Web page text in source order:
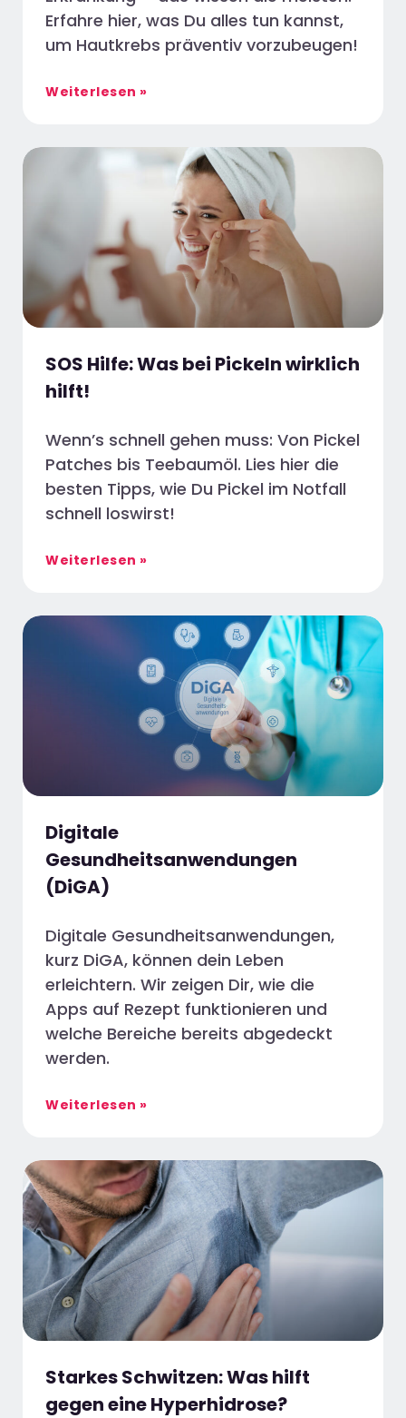
Erfahre hier, was Du alles tun kannst,
um Hautkrebs präventiv vorzubeugen!
Weiterlesen »
SOS Hilfe: Was bei Pickeln wirklich
hilft!
Wenn’s schnell gehen muss: Von Pickel
Patches bis Teebaumöl. Lies hier die
besten Tipps, wie Du Pickel im Notfall
schnell loswirst!
Weiterlesen »
Digitale
Gesundheitsanwendungen
(DiGA)
Digitale Gesundheitsanwendungen,
kurz DiGA, können dein Leben
erleichtern. Wir zeigen Dir, wie die
Apps auf Rezept funktionieren und
welche Bereiche bereits abgedeckt
werden.
Weiterlesen »
Starkes Schwitzen: Was hilft
gegen eine Hyperhidrose?